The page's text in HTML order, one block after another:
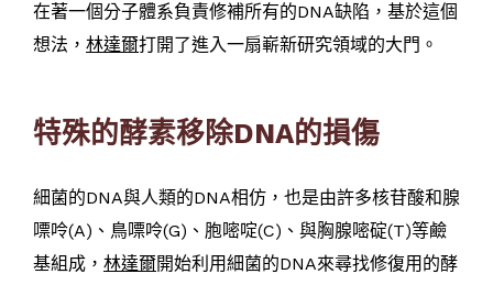
在著一個分子體系負責修補所有的DNA缺陷，基於這個
想法， 林達爾打開了進入一扇嶄新研究領域的大門。
特殊的酵素移除DNA的損傷
細菌的DNA與人類的DNA相仿，也是由許多核苷酸和腺
嘌呤(A)、鳥嘌呤(G)、胞嘧啶(C)、與胸腺嘧碇(T)等鹼
基組成， 林達爾開始利用細菌的DNA來尋找修復用的酵